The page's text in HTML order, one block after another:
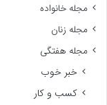
مجله خانواده
مجله زنان
مجله هفتگی
خبر خوب
کسب و کار